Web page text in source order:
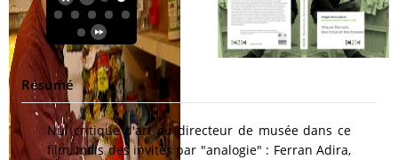
Résumé
Nul critique d'art ou directeur de musée dans ce
film, mais des invités par "analogie" : Ferran Adira,